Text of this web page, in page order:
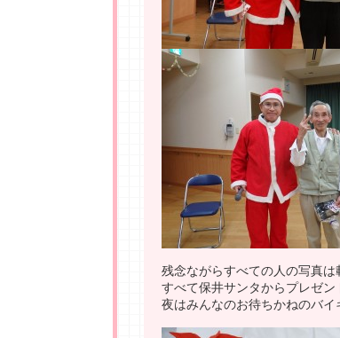
残念ながらすべての人の写真
すべて保井サンタからプレゼ
夜はみんなのお待ちかねのバイ